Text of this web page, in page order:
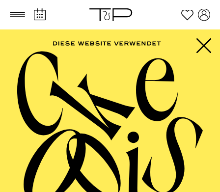
Zum Hauptinhalt springen Zum Footer springen